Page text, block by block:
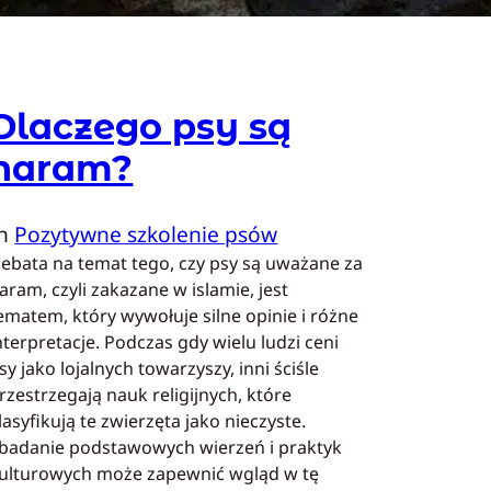
psy są
Pozytywne szkolenie psów
na temat tego, czy psy są uważane za
czyli zakazane w islamie, jest
który wywołuje silne opinie i różne
Podczas gdy wielu ludzi ceni
jako lojalnych towarzyszy, inni ściśle
nauk religijnych, które
te zwierzęta jako nieczyste.
podstawowych wierzeń i praktyk
może zapewnić wgląd w tę